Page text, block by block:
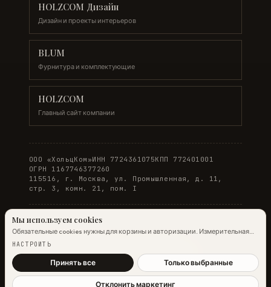
HOLZCOM Дизайн
Дизайн и проекты интерьеров
BLUM
Фурнитура и комплектующие
HOLZCOM
Главный сайт компании
ООО «ХольцКом»ИНН 7724361075КПП 772401001
ОГРН 1167746377260
115516, г. Москва, ул. Промышленная, д. 11,
стр. 3, комн. 21, пом. I
© 2026 WOODONLINE. Все права защищены.
Мы используем cookies
Обязательные cookies нужны для корзины и авторизации. Измерительная
аналитика Яндекс.Метрики работает на обычных страницах всегда;
Подробнее →
НАСТРОИТЬ
Принять все Только выбранные
Отклонить маркетинг